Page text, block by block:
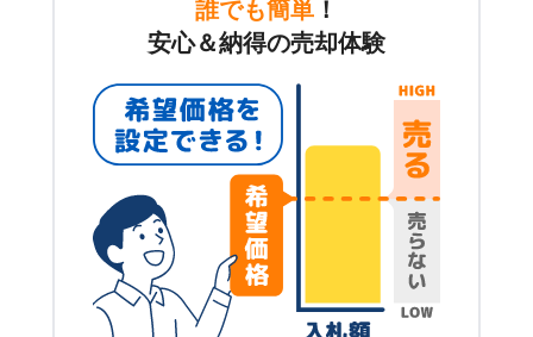
誰でも簡単 ！
安心＆納得の売却体験